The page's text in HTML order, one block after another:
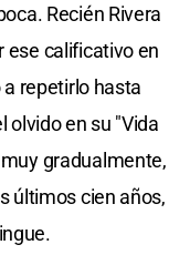
Recién Rivera
ese calificativo en
repetirlo hasta
olvido en su "Vida
gradualmente,
últimos cien años,